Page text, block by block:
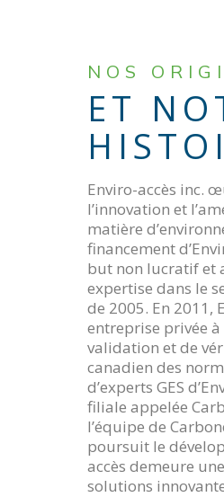
NOS
ET
Enviro-accès inc.
l’innovation et
matière
financement
but non lucratif et
expertise dans le
de 2005. En 2011,
entreprise privée
validation et de
canadien des
d’experts GES
filiale appelée
l’équipe de
poursuit le
accès demeure
solutions